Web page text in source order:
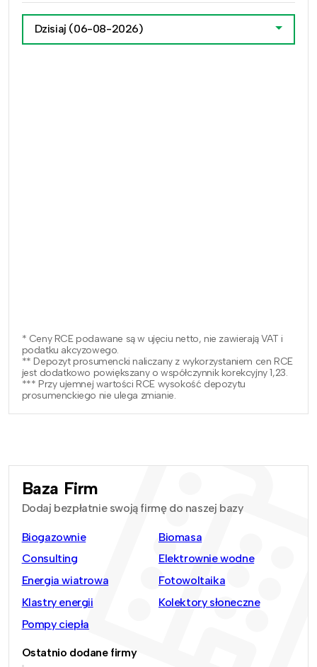
Dzisiaj (06-08-2026)
* Ceny RCE podawane są w ujęciu netto, nie zawierają VAT i
podatku akcyzowego.
** Depozyt prosumencki naliczany z wykorzystaniem cen RCE
jest dodatkowo powiększany o współczynnik korekcyjny 1,23.
*** Przy ujemnej wartości RCE wysokość depozytu
prosumenckiego nie ulega zmianie.
Baza Firm
Dodaj bezpłatnie swoją firmę do naszej bazy
Biogazownie
Biomasa
Consulting
Elektrownie wodne
Energia wiatrowa
Fotowoltaika
Klastry energii
Kolektory słoneczne
Pompy ciepła
Ostatnio dodane firmy